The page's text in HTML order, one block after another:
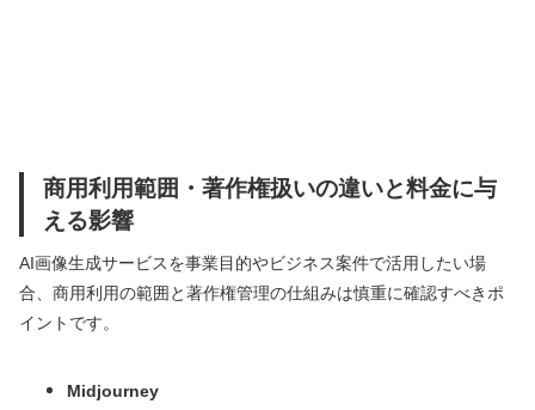
商用利用範囲・著作権扱いの違いと料金に与
える影響
AI画像生成サービスを事業目的やビジネス案件で活用したい場
合、商用利用の範囲と著作権管理の仕組みは慎重に確認すべきポ
イントです。
Midjourney